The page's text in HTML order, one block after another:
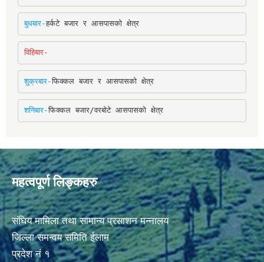
बुधबार-हर्कटे बजार र आसपासको क्षेत्र
विहिबार-
शुक्रबार-फिक्कल बजार र आसपासको क्षेत्र
शनिबार-फिक्कल बजार/वरबोटे आसपासको क्षेत्र
महत्वपूर्ण लिङ्कहरु
संघिय मामिला तथा सामान्य प्रसाशन मन्नालय
जिल्ला समन्वय समिति ईलाम
प्रदेश नं १